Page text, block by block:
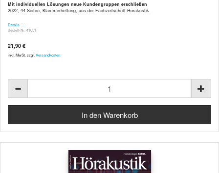
Mit individuellen Lösungen neue Kundengruppen erschließen
2022, 44 Seiten, Klammerheftung, aus der Fachzeitschrift Hörakustik
Details …
Bestell-Nr. 41051
21,90 €
inkl. MwSt. zzgl. Versandkosten